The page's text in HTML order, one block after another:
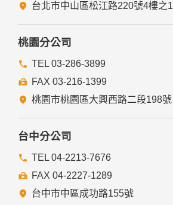
台北市中山區松江路220號4樓之1
桃園分公司
TEL 03-286-3899
FAX 03-216-1399
桃園市桃園區大興西路二段198號
台中分公司
TEL 04-2213-7676
FAX 04-2227-1289
台中市中區成功路155號